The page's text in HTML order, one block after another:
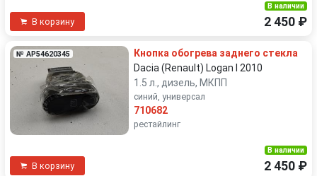
В корзину
В наличии
2 450 ₽
№ AP54620345
Кнопка обогрева заднего стекла
Dacia (Renault) Logan I 2010
1.5 л., дизель, МКПП
синий, универсал
710682
рестайлинг
В корзину
В наличии
2 450 ₽